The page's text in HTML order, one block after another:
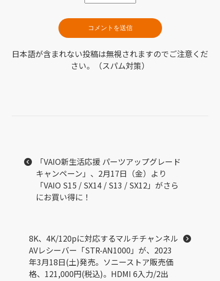
日本語が含まれない投稿は無視されますのでご注意くだ
さい。（スパム対策）
「VAIO新生活応援 パーツアップグレード
キャンペーン」、2月17日（金）より
「VAIO S15 / SX14 / S13 / SX12」がさら
にお買い得に！
8K、4K/120pに対応するマルチチャンネル
AVレシーバー「STR-AN1000」が、2023
年3月18日(土)発売。ソニーストア販売価
格、121,000円(税込)。HDMI 6入力/2出